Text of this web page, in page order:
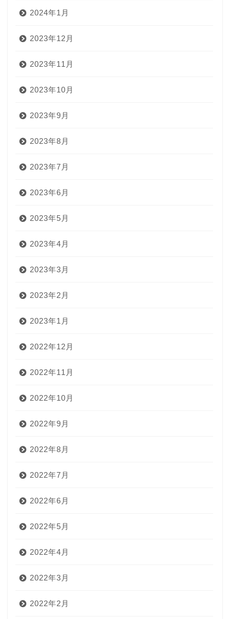
2024年1月
2023年12月
2023年11月
2023年10月
2023年9月
2023年8月
2023年7月
2023年6月
2023年5月
2023年4月
2023年3月
2023年2月
2023年1月
2022年12月
2022年11月
2022年10月
2022年9月
2022年8月
2022年7月
2022年6月
2022年5月
2022年4月
2022年3月
2022年2月